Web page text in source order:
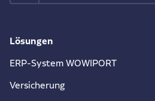
Lösungen
ERP-System WOWIPORT
Versicherung